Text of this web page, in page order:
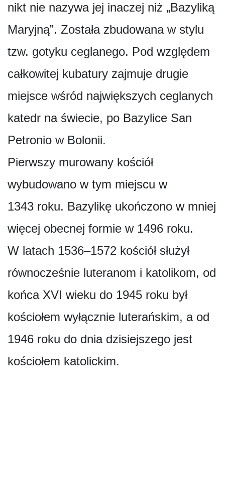
nikt nie nazywa jej inaczej niż „Bazyliką
Maryjną”. Została zbudowana w stylu
tzw. gotyku ceglanego. Pod względem
całkowitej kubatury zajmuje drugie
miejsce wśród największych ceglanych
katedr na świecie, po Bazylice San
Petronio w Bolonii.
Pierwszy murowany kościół
wybudowano w tym miejscu w
1343 roku. Bazylikę ukończono w mniej
więcej obecnej formie w 1496 roku.
W latach 1536–1572 kościół służył
równocześnie luteranom i katolikom, od
końca XVI wieku do 1945 roku był
kościołem wyłącznie luterańskim, a od
1946 roku do dnia dzisiejszego jest
kościołem katolickim.